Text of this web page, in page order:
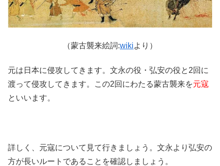
（蒙古襲来絵詞:wikiより）
元は日本に侵攻してきます。文永の役・弘安の役と2回に
渡って侵攻してきます。この2回にわたる蒙古襲来を元寇
といいます。
詳しく、元寇について見て行きましょう。文永より弘安の
方が長いルートであることを確認しましょう。